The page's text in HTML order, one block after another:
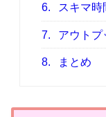
6. スキマ時
7. アウトプ
8. まとめ